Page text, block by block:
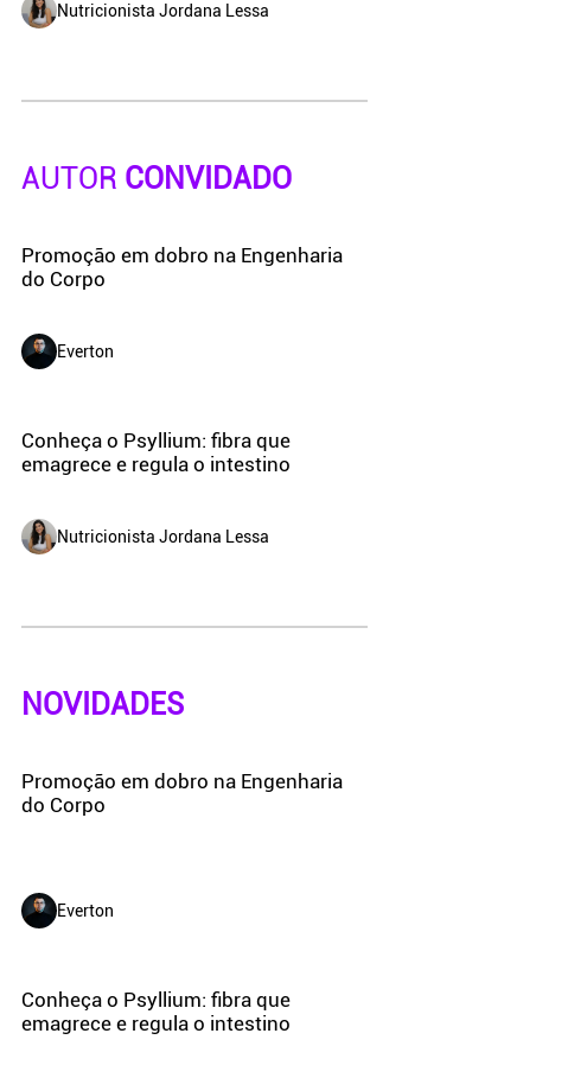
Nutricionista Jordana Lessa
AUTOR CONVIDADO
Promoção em dobro na Engenharia
do Corpo
Everton
Conheça o Psyllium: fibra que
emagrece e regula o intestino
Nutricionista Jordana Lessa
NOVIDADES
Promoção em dobro na Engenharia
do Corpo
Everton
Conheça o Psyllium: fibra que
emagrece e regula o intestino